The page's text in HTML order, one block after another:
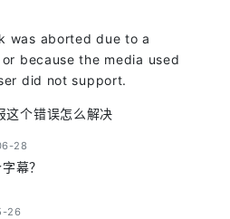
was aborted due to a
because the media used
did not support.
这个错误怎么解决
28
幕？
26